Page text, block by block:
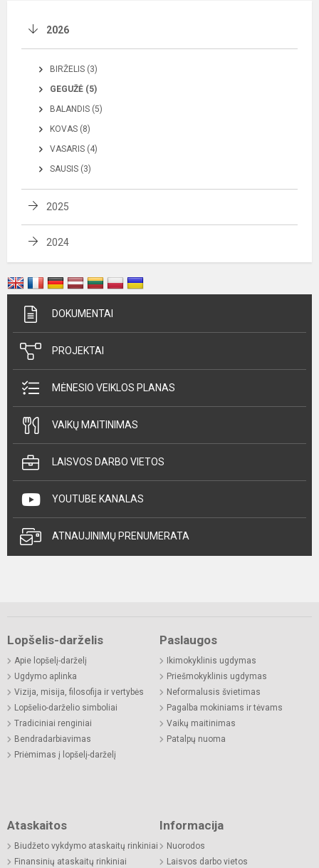
2026
BIRŽELIS (3)
GEGUŽĖ (5)
BALANDIS (5)
KOVAS (8)
VASARIS (4)
SAUSIS (3)
2025
2024
DOKUMENTAI
PROJEKTAI
MĖNESIO VEIKLOS PLANAS
VAIKŲ MAITINIMAS
LAISVOS DARBO VIETOS
YOUTUBE KANALAS
ATNAUJINIMŲ PRENUMERATA
Lopšelis-darželis
Apie lopšelį-darželį
Ugdymo aplinka
Vizija, misija, filosofija ir vertybės
Lopšelio-darželio simboliai
Tradiciniai renginiai
Bendradarbiavimas
Priėmimas į lopšelį-darželį
Paslaugos
Ikimokyklinis ugdymas
Priešmokyklinis ugdymas
Neformalusis švietimas
Pagalba mokiniams ir tėvams
Vaikų maitinimas
Patalpų nuoma
Ataskaitos
Biudžeto vykdymo ataskaitų rinkiniai
Finansinių ataskaitų rinkiniai
Informacija
Nuorodos
Laisvos darbo vietos